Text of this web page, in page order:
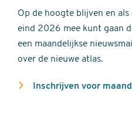
Op de hoogte blijven en
eind 2026 mee kunt gaan
een maandelijkse
over de nieuwe atlas.
Inschrijven voor